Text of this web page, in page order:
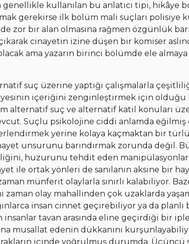
kullanılan bu anlatıcı tipi, hikâye
gerekirse ilk bölüm mali suçları polisiye
zor bir alan olmasına rağmen özgünlük
cinayetin izine düşen bir komiser
ama yazarın birinci bölümde ele almaya
suç üzerine yaptığı çalışmalarla
içeriğini zenginleştirmek için
alternatif suç ve alternatif katil konuları
Suçlu psikolojine ciddi anlamda eğilmiş
yerine kolaya kaçmaktan bir
unsurunu barındırmak zorunda değil.
huzurunu tehdit eden
ile ortak yönleri de sanılanın aksine bir
münferit olaylarla sınırlı kalabiliyor.
olay mahallinden çok uzaklarda
insan cinnet geçirebiliyor ya da
tavan arasında eline geçirdiği bir iple
musallat edenin dükkanını
içinde yoğrulmuş durumda. Üçüncü